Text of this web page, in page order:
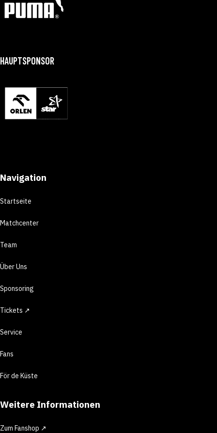
HAUPTSPONSOR
Navigation
Startseite
Matchcenter
Team
Über Uns
Sponsoring
Tickets ↗
Service
Fans
För de Küste
Weitere Informationen
Zum Fanshop ↗